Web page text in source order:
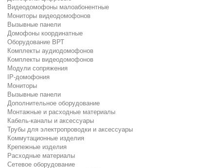
Видеодомофоны малоабонентные
Мониторы видеодомофонов
Вызывные панели
Домофоны координатные
Оборудование ВРТ
Комплекты аудиодомофонов
Комплекты видеодомофонов
Модули сопряжения
IP-домофония
Мониторы
Вызывные панели
Дополнительное оборудование
Монтажные и расходные материалы
Кабель-каналы и аксессуары
Трубы для электропроводки и аксессуары
Коммутационные изделия
Крепежные изделия
Расходные материалы
Сетевое оборудование